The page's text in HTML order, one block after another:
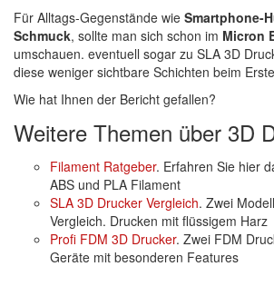
Für Alltags-Gegenstände wie Smartphone-
Schmuck, sollte man sich schon im Micron
umschauen. eventuell sogar zu SLA 3D
diese weniger sichtbare Schichten beim
Wie hat Ihnen der Bericht gefallen?
Weitere Themen über 3D
Filament Ratgeber. Erfahren Sie hier
ABS und PLA Filament
SLA 3D Drucker Vergleich. Zwei
Vergleich. Drucken mit flüssigem Harz
Profi FDM 3D Drucker. Zwei FDM
Geräte mit besonderen Features